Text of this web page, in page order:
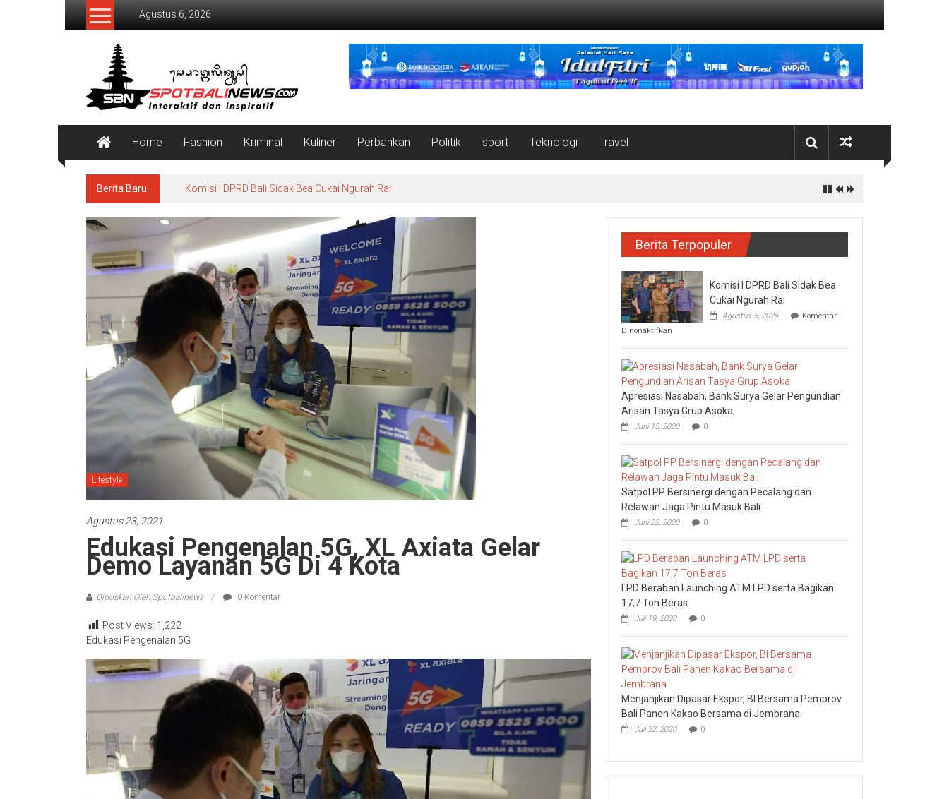
Lompat
Agustus 6, 2026
SpotBaliNews
Home Fashion Kriminal Kuliner Perbankan Politik sport Teknologi Travel
Berita Baru: Komisi I DPRD Bali Sidak Bea Cukai Ngurah Rai
Lifestyle
Agustus 23, 2021
Edukasi Pengenalan 5G, XL Axiata Gelar
Demo Layanan 5G Di 4 Kota
Diposkan Oleh:Spotbalinews 0 Komentar
Post Views: 1,222
Edukasi Pengenalan 5G
Berita Terpopuler
Komisi I DPRD Bali Sidak Bea
Cukai Ngurah Rai
Agustus 5, 2026
Komentar
Dinonaktifkan
I
DPRD
Bali
Sidak
Bea
Cukai
Ngurah
Rai
Apresiasi Nasabah, Bank Surya Gelar Pengundian
Arisan Tasya Grup Asoka
Juni 15, 2020 0
Satpol PP Bersinergi dengan Pecalang dan
Relawan Jaga Pintu Masuk Bali
Juni 22, 2020 0
LPD Beraban Launching ATM LPD serta Bagikan
17,7 Ton Beras
Juli 19, 2020 0
Menjanjikan Dipasar Ekspor, BI Bersama Pemprov
Bali Panen Kakao Bersama di Jembrana
Juli 22, 2020 0